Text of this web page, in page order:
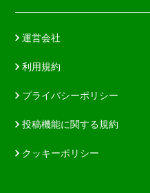
運営会社
利用規約
プライバシーポリシー
投稿機能に関する規約
クッキーポリシー